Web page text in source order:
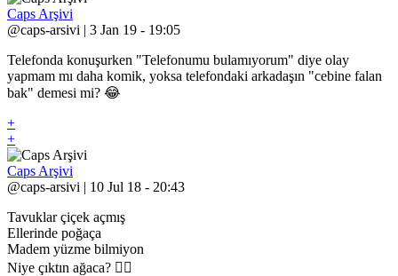
Caps Arşivi
@caps-arsivi | 3 Jan 19 - 19:05
Telefonda konuşurken "Telefonumu bulamıyorum" diye olay
yapmam mı daha komik, yoksa telefondaki arkadaşın "cebine falan
bak" demesi mi? 😂
+
+
Caps Arşivi
@caps-arsivi | 10 Jul 18 - 20:43
Tavuklar çiçek açmış
Ellerinde poğaça
Madem yüzme bilmiyon
Niye çıktın ağaca? 🤷‍♂️